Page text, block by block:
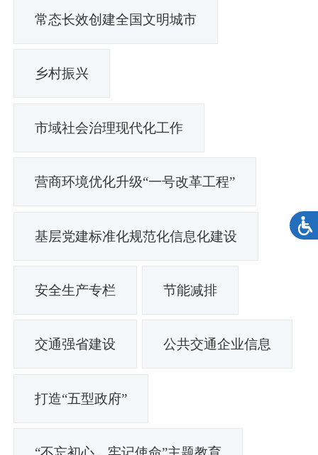
常态长效创建全国文明城市
乡村振兴
市域社会治理现代化工作
营商环境优化升级“一号改革工程”
基层党建标准化规范化信息化建设
安全生产专栏 节能减排
交通强省建设 公共交通企业信息
打造“五型政府”